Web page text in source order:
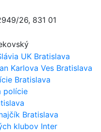
26, 831 01
UK Bratislava
Karlova Ves Bratislava
Bratislava
polície
Bratislava
klubov Inter